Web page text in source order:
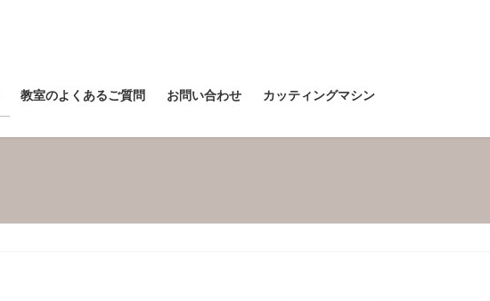
教室のよくあるご質問 お問い合わせ カッティングマシン